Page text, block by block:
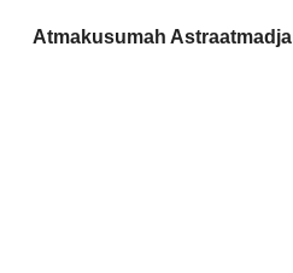
Atmakusumah Astraatmadja